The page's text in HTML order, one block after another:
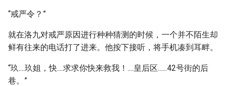
“戒严令？”
就在洛九对戒严原因进行种种猜测的时候，一个并不陌生却
鲜有往来的电话打了进来。他按下接听，将手机凑到耳畔。
“玖....玖姐，快....求求你快来救我！....皇后区......42号街的后
巷。”